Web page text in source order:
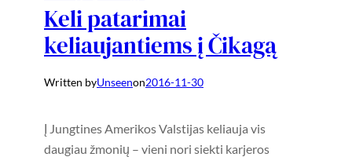
Keli patarimai
keliaujantiems į Čikagą
Written byUnseenon2016-11-30
Į Jungtines Amerikos Valstijas keliauja vis
daugiau žmonių – vieni nori siekti karjeros